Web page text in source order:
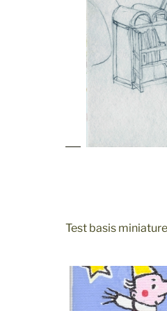
Test basis